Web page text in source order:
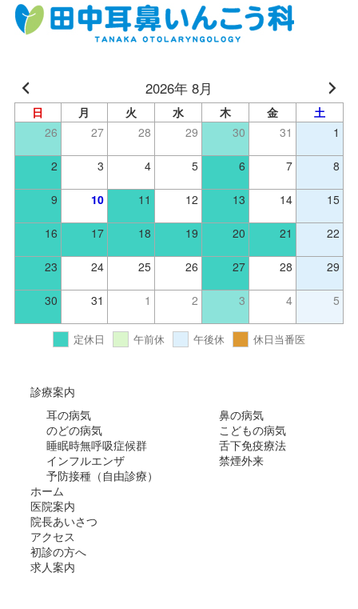
2026年 8月
日 月 火 水 木 金
土
26
27 28 29 30 31 1
2 3 4 5 6 7 8
9 10 11 12 13 14 15
16 17 18 19 20 21 22
23 24 25 26 27 28 29
30 31 1 2 3 4 5
定休日 午前休 午後休 休日当番医
診療案内
耳の病気
鼻の病気
のどの病気
こどもの病気
睡眠時無呼吸症候群
舌下免疫療法
インフルエンザ
予防接種（自由診療）
禁煙外来
ホーム
医院案内
院長あいさつ
アクセス
初診の方へ
求人案内